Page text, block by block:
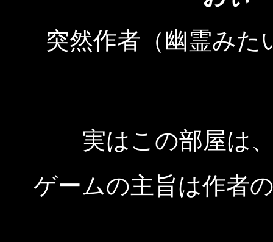
突然作者（幽霊み
実はこの部屋は
ゲームの主旨は作者